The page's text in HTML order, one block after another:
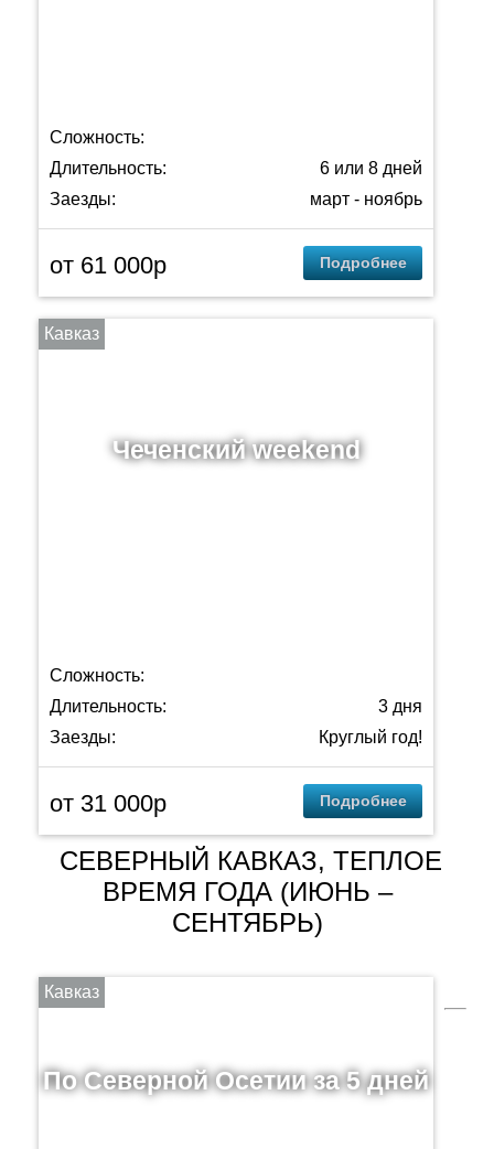
Сложность:
Длительность:
6 или 8 дней
Заезды:
март - ноябрь
от 61 000p Подробнее
Кавказ
Чеченский weekend
Сложность:
Длительность:
3 дня
Заезды:
Круглый год!
от 31 000p Подробнее
СЕВЕРНЫЙ КАВКАЗ, ТЕПЛОЕ
ВРЕМЯ ГОДА (ИЮНЬ –
СЕНТЯБРЬ)
Кавказ
По Северной Осетии за 5 дней